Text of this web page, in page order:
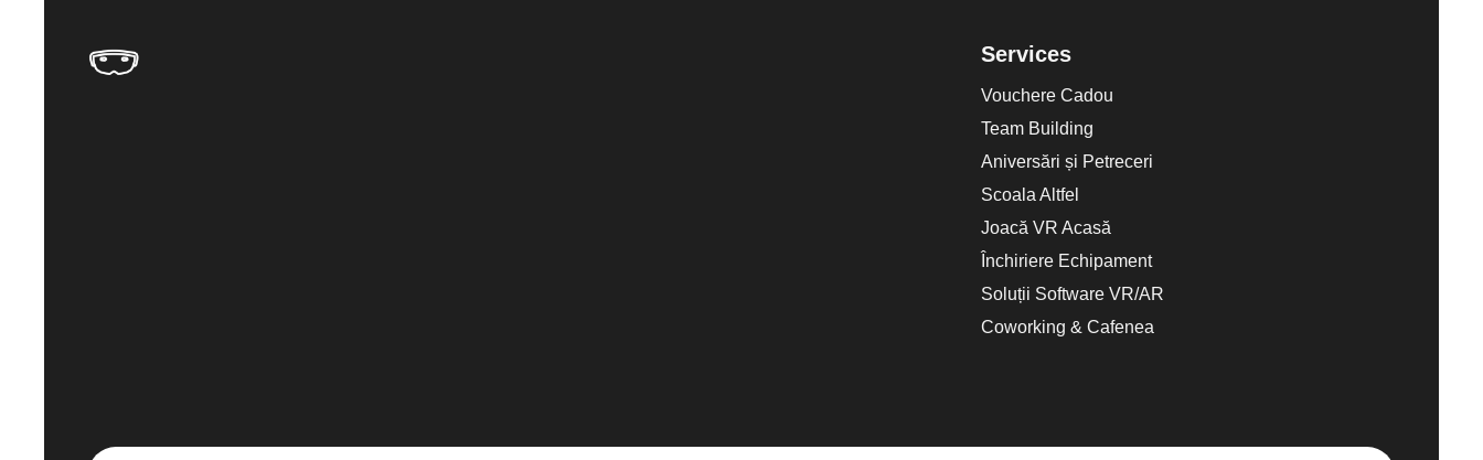
Services
Vouchere Cadou
Team Building
Aniversări și Petreceri
Scoala Altfel
Joacă VR Acasă
Închiriere Echipament
Soluții Software VR/AR
Coworking & Cafenea